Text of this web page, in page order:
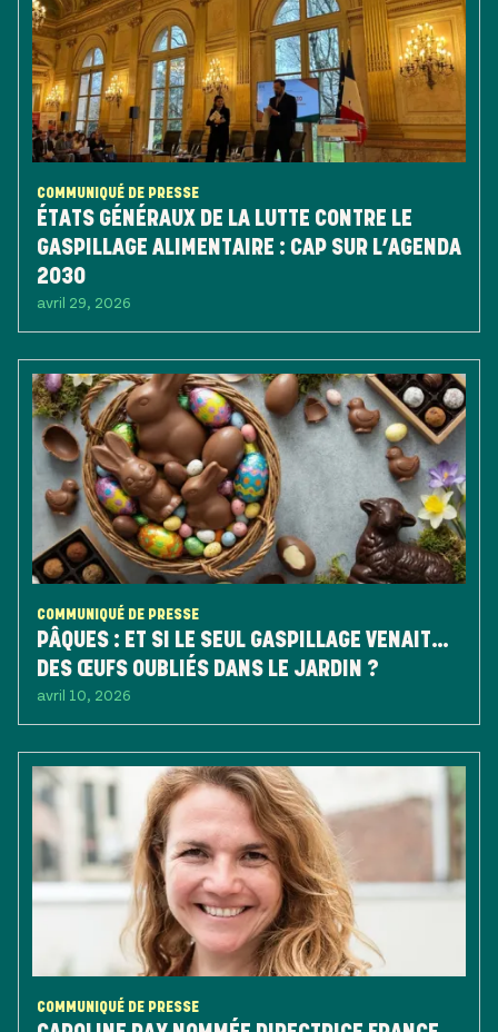
COMMUNIQUÉ DE PRESSE
ÉTATS GÉNÉRAUX DE LA LUTTE CONTRE LE
GASPILLAGE ALIMENTAIRE : CAP SUR L’AGENDA
2030
avril 29, 2026
COMMUNIQUÉ DE PRESSE
PÂQUES : ET SI LE SEUL GASPILLAGE VENAIT…
DES ŒUFS OUBLIÉS DANS LE JARDIN ?
avril 10, 2026
COMMUNIQUÉ DE PRESSE